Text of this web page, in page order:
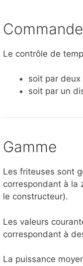
Le contrôle de
soit par deux
soit par un
Gamme
Les friteuses sont
correspondant à la
le constructeur).
Les valeurs
correspondant à
La puissance